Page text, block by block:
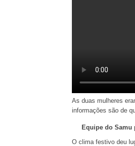
As duas mulheres
informações são de
Equipe do Samu
O clima festivo deu